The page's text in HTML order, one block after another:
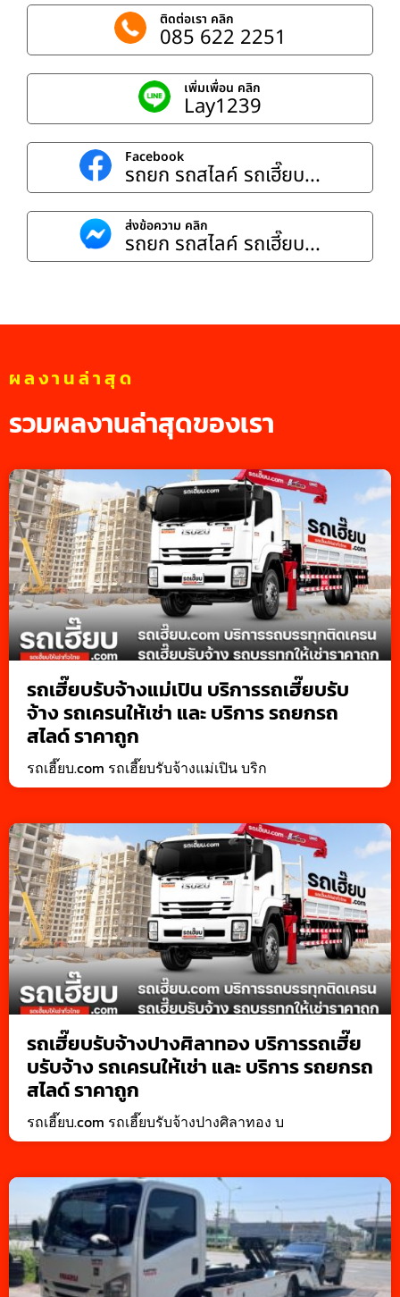
ติดต่อเรา คลิก
085 622 2251
เพิ่มเพื่อน คลิก
Lay1239
Facebook
รถยก รถสไลค์ รถเฮี๊ยบ...
ส่งข้อความ คลิก
รถยก รถสไลค์ รถเฮี๊ยบ...
ผลงานล่าสุด
รวมผลงานล่าสุดของเรา
รถเฮี๊ยบรับจ้างแม่เปิน บริการรถเฮี๊ยบรับ
จ้าง รถเครนให้เช่า และ บริการ รถยกรถ
สไลด์ ราคาถูก
รถเฮี๊ยบ.com รถเฮี๊ยบรับจ้างแม่เปิน บริก
รถเฮี๊ยบรับจ้างปางศิลาทอง บริการรถเฮี๊ย
บรับจ้าง รถเครนให้เช่า และ บริการ รถยกรถ
สไลด์ ราคาถูก
รถเฮี๊ยบ.com รถเฮี๊ยบรับจ้างปางศิลาทอง บ